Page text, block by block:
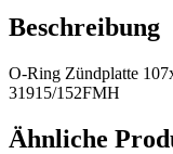
Beschreibung
O-Ring Zündplatte
31915/152FMH
Ähnliche